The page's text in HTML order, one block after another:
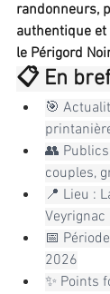
randonneurs,
authentique
le Périgord
📋 En bref
🎯
👥
couples,
📍 Lieu :
Veyrignac
📅
2026
✨ Points